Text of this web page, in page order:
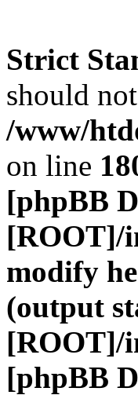
Strict
should
/www/
on line
[phpBB
[ROOT]/
modify
(output
[ROOT]/
[phpBB